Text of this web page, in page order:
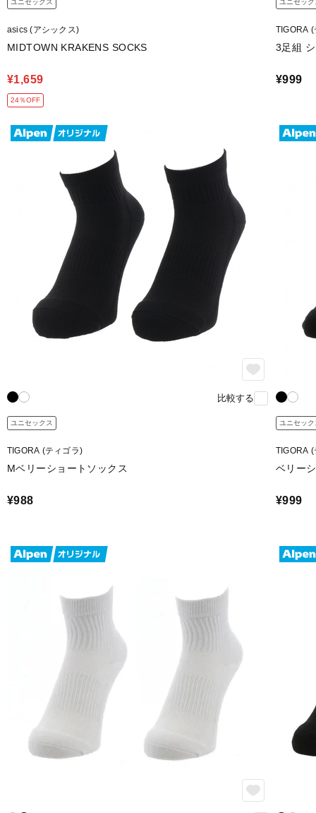
ユニセックス
asics (アシックス)
MIDTOWN KRAKENS SOCKS
¥1,659
24％OFF
ユニセック
TIGORA
3足組
¥999
比較する
ユニセックス
TIGORA (ティゴラ)
Mベリーショートソックス
¥988
ユニセック
TIGORA
ベリー
¥999